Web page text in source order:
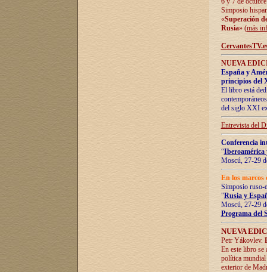
Simposio
«Superación
Rusia» (más
NUEVA
España y
principios del
El libro está
del siglo XXI
Entrevista del
Conferencia
“Iberoamérica
Moscú, 27-29
En los marcos
Simposio ruso-
"Rusia y
Moscú, 27-29
Programa del
NUEVA
Petr Yákovlev.
En este libro se
política mundial
exterior de